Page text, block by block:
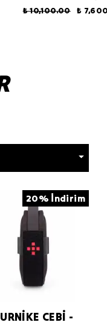
₺ 10,100.00 ₺
20% İndirim
CEBİ -